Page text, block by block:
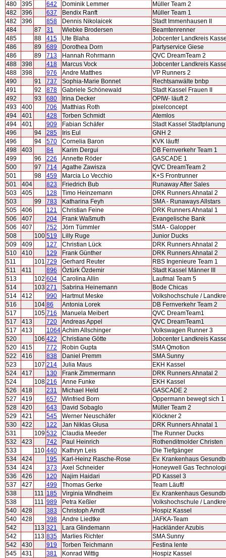
480
395 642 Dominik Lemmer
Müller Team 2
482
396 637 Bendix Ranft
Müller Team 1
482
396 858 Dennis Nikolaicek
Stadt Immenhausen II
484
87 31 Wiebke Brodersen
Beamtenrenner
485
88 415 Ute Blaha
Jobcenter Landkreis
486
89 689 Dorothea Dorn
Partyservice Giese
486
89 713 Hannah Rohrmann
QVC DreamTeam 2
488
398 418 Marcus Vock
Jobcenter Landkreis
488
398 976 Andre Matthes
VP Runners 2
490
91 737 Sophia-Marie Bonnet
Rechtsanwälte bnbp
491
92 878 Gabriele Schönewald
Stadt Kassel Frauen II
492
93 680 Irina Decker
OPIW- läuft 2
493
400 706 Matthias Roth
pixelconcept
494
401 428 Torben Schmidt
Atemlos
494
401 909 Fabian Schäfer
Stadt Kassel Stadtplanung
496
94 285 Iris Eul
GNH 2
496
94 570 Cornelia Baron
KVK läuft!
498
403 84 Karim Dergui
DB Fernverkehr Team 1
499
96 226 Annette Röder
GASCADE 1
500
97 714 Agathe Zawisza
QVC DreamTeam 2
501
98 459 Marcia Lo Vecchio
K+S Frontrunner
501
404 823 Friedrich Bub
Runaway After Sales
503
405 128 Timo Heinzemann
DRK Runners Ahnatal 2
503
99 783 Katharina Feyh
SMA - Runaways Allstars
505
406 121 Christian Feine
DRK Runners Ahnatal 1
506
407 204 Frank Waßmuth
Evangelische Bank
506
407 752 Jörn Tümmler
SMA - Galopper
508
100 519 Lilly Ruge
Junior Ducks
509
409 127 Christian Lück
DRK Runners Ahnatal 2
510
410 129 Frank Günther
DRK Runners Ahnatal 2
511
101 729 Gerhard Reuter
RBS Ingenieure Team 1
511
411 896 Öztürk Özdemir
Stadt Kassel Männer III
513
102 604 Carolina Allin
Laufmal Team 5
514
103 271 Sabrina Heinemann
Bode Chicas
514
412 990 Hartmut Meske
Volkshochschule /
516
104 86 Antonia Lorek
DB Fernverkehr Team 2
517
105 716 Manuela Meibert
QVC DreamTeam1
517
413 720 Andreas Appel
QVC DreamTeam1
517
413 1064 Achim Allschinger
Volkswagen Runner 3
520
106 422 Christiane Götte
Jobcenter Landkreis
520
415 772 Robin Gupta
SMA Qmotion
522
416 838 Daniel Premm
SMA Sunny
523
107 214 Julia Maus
EKH Kassel
524
417 130 Frank Zimmermann
DRK Runners Ahnatal 2
524
108 216 Anne Funke
EKH Kassel
526
418 231 Michael Held
GASCADE 2
527
419 657 Winfried Born
Oppermann bewegt sich 1
528
420 643 David Sobaglo
Müller Team 2
529
421 545 Werner Neuschäfer
Klöckner 2
530
422 122 Jan Niklas Glusa
DRK Runners Ahnatal 1
531
109 532 Claudia Meeder
The Runner Ducks
532
423 742 Paul Heinrich
Rothenditmolder Christen
533
110 440 Kathryn Leis
Die Tiefgänger
534
424 195 Karl-Heinz Rasche-Rose
Ev. Krankenhaus
534
424 373 Axel Schneider
Honeywell Gas
536
426 120 Najim Haidari
PD Kassel 3
537
427 499 Thomas Gerke
Team Läuft!
538
111 185 Virginia Windheim
Ev. Krankenhaus
538
111 989 Petra Keßler
Volkshochschule /
540
428 383 Christoph Arndt
Hospiz Kassel
540
428 398 Andre Liedtke
JAFKA-Team
542
113 321 Lara Glindemann
Hackländer Azubis
542
113 835 Marlies Richter
SMA Sunny
542
430 919 Torben Teichmann
Festina lente
545
431 381 Konrad Wittig
Hospiz Kassel